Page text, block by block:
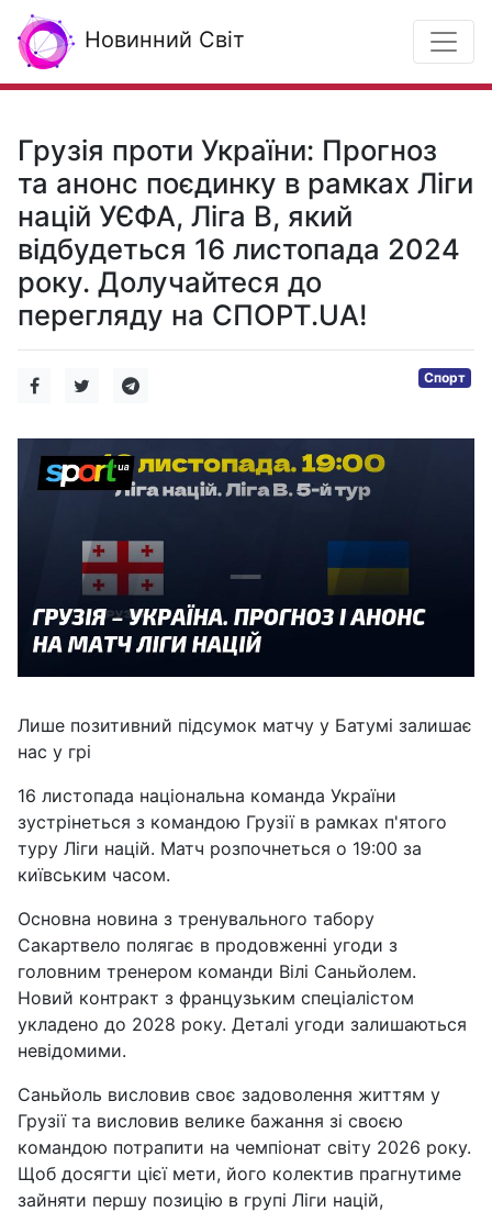
Новинний Світ
Грузія проти України: Прогноз
та анонс поєдинку в рамках Ліги
націй УЄФА, Ліга B, який
відбудеться 16 листопада 2024
року. Долучайтеся до
перегляду на СПОРТ.UA!
Спорт
Лише позитивний підсумок матчу у Батумі залишає
нас у грі
16 листопада національна команда України
зустрінеться з командою Грузії в рамках п'ятого
туру Ліги націй. Матч розпочнеться о 19:00 за
київським часом.
Основна новина з тренувального табору
Сакартвело полягає в продовженні угоди з
головним тренером команди Вілі Саньйолем.
Новий контракт з французьким спеціалістом
укладено до 2028 року. Деталі угоди залишаються
невідомими.
Саньйоль висловив своє задоволення життям у
Грузії та висловив велике бажання зі своєю
командою потрапити на чемпіонат світу 2026 року.
Щоб досягти цієї мети, його колектив прагнутиме
зайняти першу позицію в групі Ліги націй,